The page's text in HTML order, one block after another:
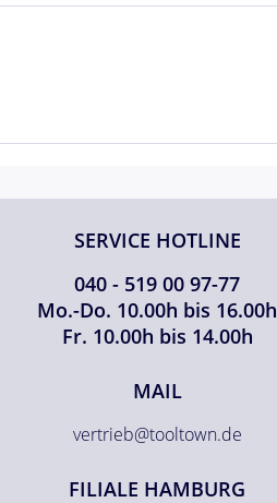
SERVICE HOTLINE
040 - 519 00 97-77
Mo.-Do. 10.00h bis 16.00h
Fr. 10.00h bis 14.00h
MAIL
vertrieb@tooltown.de
FILIALE HAMBURG